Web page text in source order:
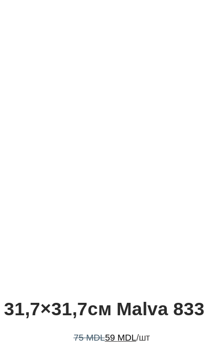
31,7×31,7см Malva 833
75MDL59 MDL/шт